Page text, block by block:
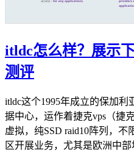
itldc怎么样？展示
测评
itldc这个1995年成立的保加
据中心，运作着捷克vps（捷
虚拟，纯SSD raid10阵列，
区开展业务，尤其是欧洲中